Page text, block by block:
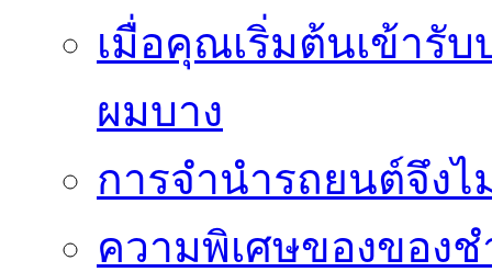
เมื่อคุณเริ่มต้นเข้ารั
ผมบาง
การจำนำรถยนต์จึงไ
ความพิเศษของของ